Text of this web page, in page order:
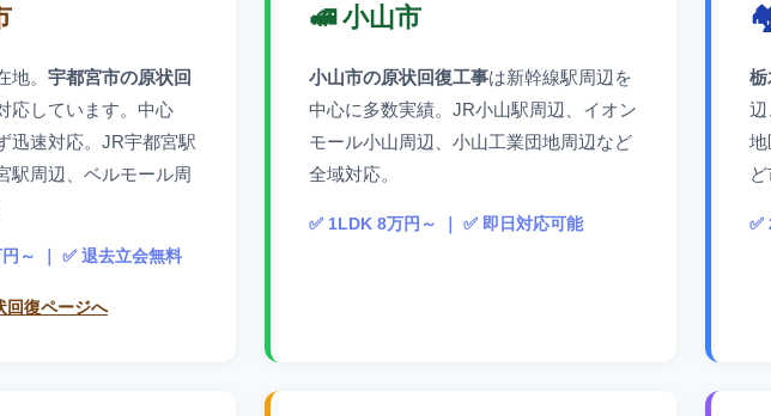
地。 宇都宮市の原状回
応しています。中心
迅速対応。JR宇都宮駅
駅周辺、ベルモール周
～ ｜ ✅ 退去立会無料
復ページへ
🚅 小山市
小山市の原状回復工事は新幹線駅周辺を
中心に多数実績。JR小山駅周辺、イオン
モール小山周辺、小山工業団地周辺など
全域対応。
✅ 1LDK 8万円～ ｜ ✅ 即日対応可能
栃
辺
地
✅